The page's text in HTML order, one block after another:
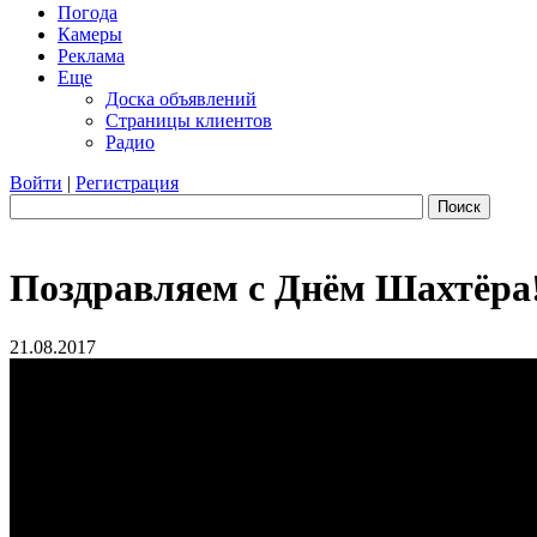
Погода
Камеры
Реклама
Еще
Доска объявлений
Страницы клиентов
Радио
Войти | Регистрация
Поиск
Поздравляем с Днём
21.08.2017